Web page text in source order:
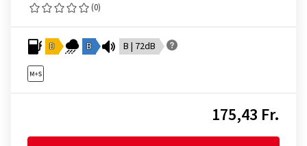
(0)
D B B | 72dB
175,43 Fr.